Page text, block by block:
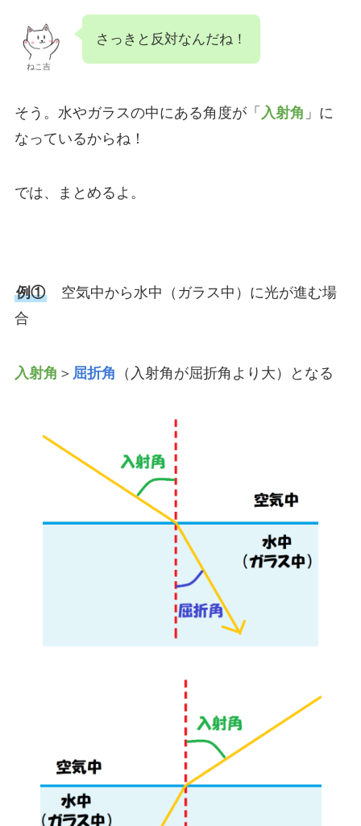
ねこ吉
さっきと反対なんだね！
そう。水やガラスの中にある角度が「 入射角 」に
なっているからね！
では、まとめるよ。
例①空気中から水中（ガラス中）に光が進む場
合
入射角 ＞ 屈折角 （入射角が屈折角より大）となる